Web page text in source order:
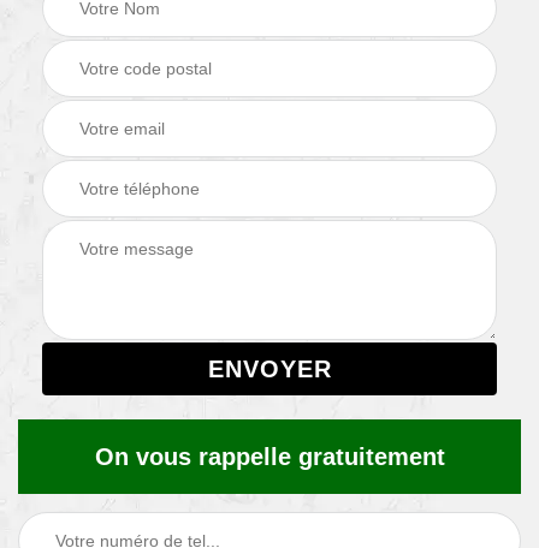
On vous rappelle gratuitement